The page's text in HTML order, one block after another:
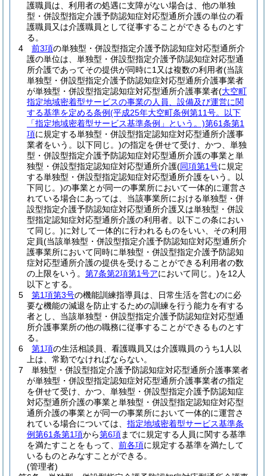
護職員は、利用者の処遇に支障がない場合は、他の単独
型・併設型指定介護予防認知症対応型通所介護の単位の看
護職員又は介護職員として従事することができるものとす
る。
4
前3項の単独型・併設型指定介護予防認知症対応型通所介
護の単位は、単独型・併設型指定介護予防認知症対応型通
所介護であってその提供が同時に1又は複数の利用者(当該
単独型・併設型指定介護予防認知症対応型通所介護事業者
が単独型・併設型指定認知症対応型通所介護事業者(大空町
指定地域密着型サービスの事業の人員、設備及び運営に関
する基準を定める条例(平成25年大空町条例第11号。以下
「指定地域密着型サービス基準条例」という。)第61条第1
項に規定する単独型・併設型指定認知症対応型通所介護事
業者をいう。以下同じ。)の指定を併せて受け、かつ、単独
型・併設型指定介護予防認知症対応型通所介護の事業と単
独型・併設型指定認知症対応型通所介護(同項第1号に規定
する単独型・併設型指定認知症対応型通所介護をいう。以
下同じ。)の事業とが同一の事業所において一体的に運営さ
れている場合にあっては、当該事業所における単独型・併
設型指定介護予防認知症対応型通所介護又は単独型・併設
型指定認知症対応型通所介護の利用者。以下この条におい
て同じ。)に対して一体的に行われるものをいい、その利用
定員(当該単独型・併設型指定介護予防認知症対応型通所介
護事業所において同時に単独型・併設型指定介護予防認知
症対応型通所介護の提供を受けることができる利用者の数
の上限をいう。 第7条第2項第1号アにおいて同じ。)を12人
以下とする。
5
第1項第3号の機能訓練指導員は、日常生活を営むのに必
要な機能の減退を防止するための訓練を行う能力を有する
者とし、当該単独型・併設型指定介護予防認知症対応型通
所介護事業所の他の職務に従事することができるものとす
る。
6
第1項の生活相談員、看護職員又は介護職員のうち1人以
上は、常勤でなければならない。
7
単独型・併設型指定介護予防認知症対応型通所介護事業者
が単独型・併設型指定認知症対応型通所介護事業者の指定
を併せて受け、かつ、単独型・併設型指定介護予防認知症
対応型通所介護の事業と単独型・併設型指定認知症対応型
通所介護の事業とが同一の事業所において一体的に運営さ
れている場合については、 指定地域密着型サービス基準条
例第61条第1項から第6項までに規定する人員に関する基準
を満たすことをもって、 前各項に規定する基準を満たして
いるものとみなすことができる。
(管理者)